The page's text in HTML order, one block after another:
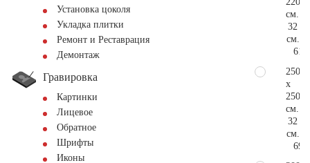
Установка цоколя
Укладка плитки
Ремонт и Реставрация
Демонтаж
Гравировка
Картинки
Лицевое
Обратное
Шрифты
Иконы
см.
32
см.
250
x
250
см.
32
см.